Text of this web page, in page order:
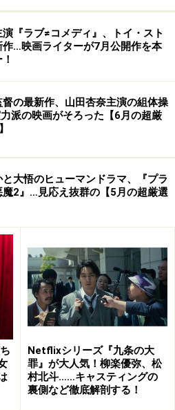
ういう風なものの考え方をし
すく伝わり、今観ると新鮮に
わらないところ、感覚的にち
ど様々あって、なかなか興味
民主主義の中で男女平等の考
か、女性の社会進出といった
が、地方の高校を舞台とし青
で、また青春スターの吉永小
演じることで爽やかで清々し
立しています。
『ラブ≠コメディ』、トイ・スト
作…映画ライターが7月公開作を本
の最新作、山田杏奈主演の組体操
派の映画がそろった【6月の超厳
大悟のヒューマンドラマ、『プラ
魔2』…見応え抜群の【5月の超厳選
Netflixシリーズ『九条の大
罪』が大人気！柳楽優弥、松
村北斗……キャスティングの
裏側など徹底解剖する！